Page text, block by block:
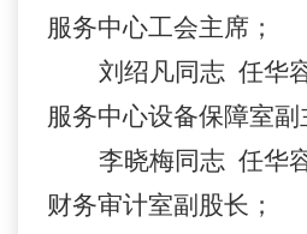
服务中心工会主席；
刘绍凡同志 任华
服务中心设备保障室副
李晓梅同志 任华
财务审计室副股长；